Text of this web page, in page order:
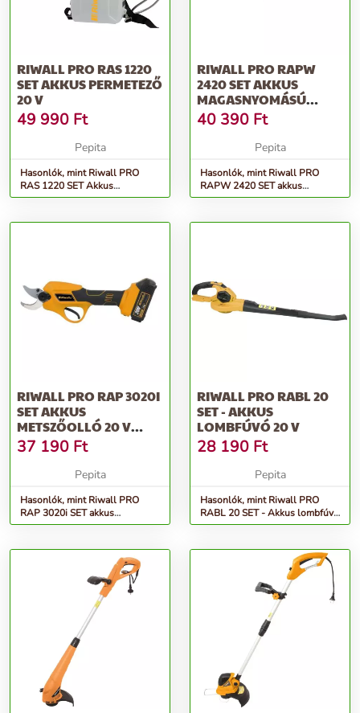
RIWALL PRO RAS 1220
SET AKKUS PERMETEZŐ
20 V
49 990 Ft
Pepita
Hasonlók, mint Riwall PRO
RAS 1220 SET Akkus
permetező 20 V
RIWALL PRO RAPW
2420 SET AKKUS
MAGASNYOMÁSÚ
MOSÓ 20 V,
TARTOZÉKOK...
40 390 Ft
Pepita
Hasonlók, mint Riwall PRO
RAPW 2420 SET akkus
magasnyomású mosó 20 V,
RIWALL PRO RAP 3020I
SET AKKUS
METSZŐOLLÓ 20 V
SZÉNKEFE NÉLKÜLI M...
37 190 Ft
Pepita
Hasonlók, mint Riwall PRO
RAP 3020i SET akkus
metszőolló 20 V szénkefe
RIWALL PRO RABL 20
SET - AKKUS
LOMBFÚVÓ 20 V
28 190 Ft
Pepita
Hasonlók, mint Riwall PRO
RABL 20 SET - Akkus lombfúvó
20 V